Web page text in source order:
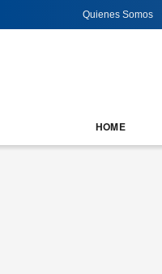
Quienes Somos
HOME